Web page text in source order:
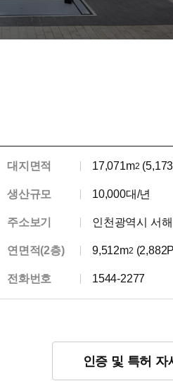
대지면적 17,071m2
생산규모 10,000대/년
주소보기 인천광역시 서
연면적(2층) 9,512m2
전화번호 1544-2277
인증 및 특허 자